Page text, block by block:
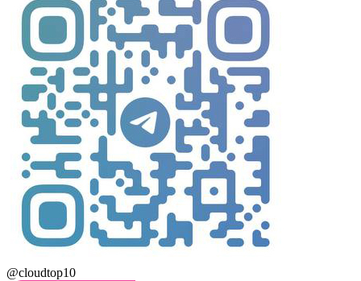
@cloudtop10